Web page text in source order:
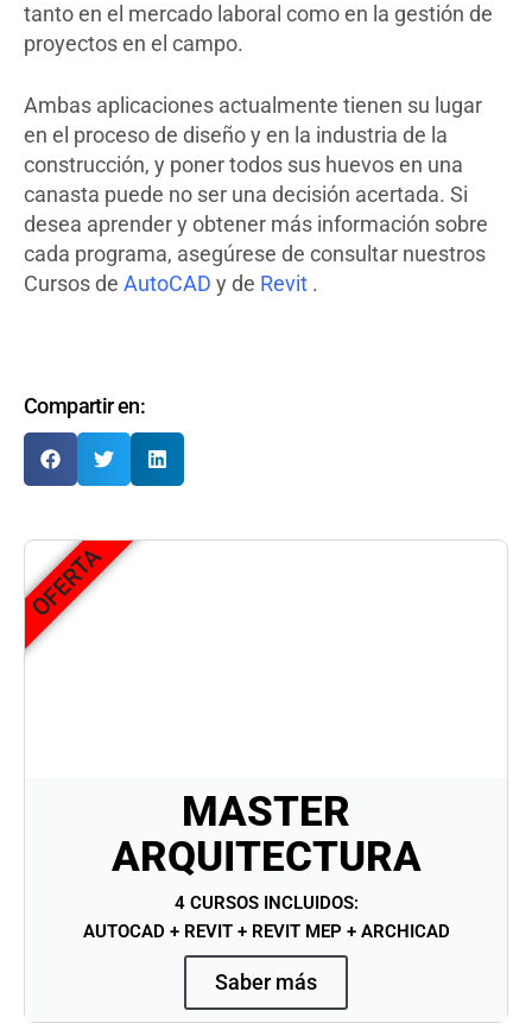
tanto en el mercado laboral como en la gestión de
proyectos en el campo.
Ambas aplicaciones actualmente tienen su lugar
en el proceso de diseño y en la industria de la
construcción, y poner todos sus huevos en una
canasta puede no ser una decisión acertada. Si
desea aprender y obtener más información sobre
cada programa, asegúrese de consultar nuestros
Cursos de AutoCAD y de Revit .
Compartir en:
MASTER
ARQUITECTURA
4 CURSOS INCLUIDOS:
AUTOCAD + REVIT + REVIT MEP + ARCHICAD
Saber más
OFERTA